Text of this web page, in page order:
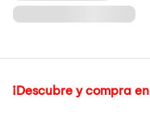
¡Descubre y compra